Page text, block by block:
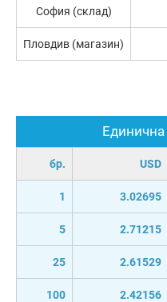
бр. USD
1 3.02695
5 2.71215
25 2.61529
100 2.42156
София (склад)
Пловдив (магазин)